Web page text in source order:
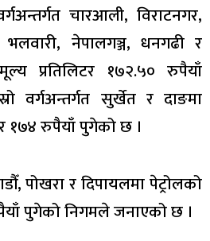
चारआली, विराटनगर,
नेपालगञ्ज, धनगढी र
प्रतिलिटर १७२.५० रुपैयाँ
वर्गअन्तर्गत सुर्खेत र दाङमा
१७४ रुपैयाँ पुगेको छ ।
पोखरा र दिपायलमा पेट्रोलको
पुगेको निगमले जनाएको छ ।